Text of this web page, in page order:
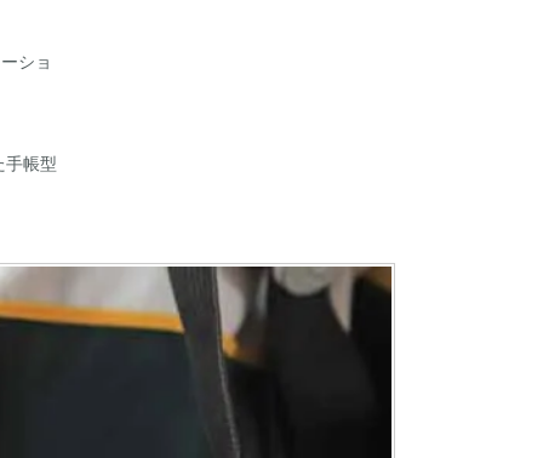
ショ
手帳型